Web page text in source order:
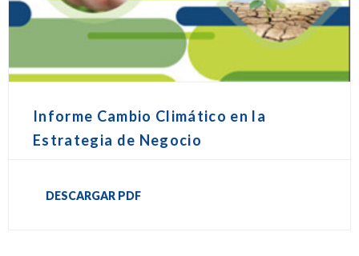
Informe Cambio Climático en la
Estrategia de Negocio
DESCARGAR PDF